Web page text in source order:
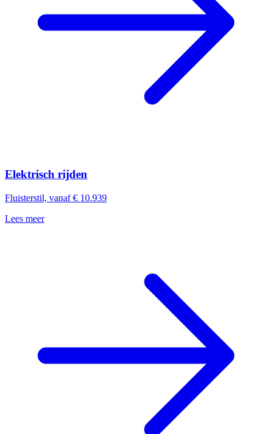
Elektrisch rijden
Fluisterstil, vanaf € 10.939
Lees meer